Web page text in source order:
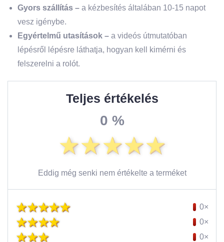
Gyors szállítás – a kézbesítés általában 10-15 napot
vesz igénybe.
Egyértelmű utasítások – a videós útmutatóban
lépésről lépésre láthatja, hogyan kell kimérni és
felszerelni a rolót.
Teljes értékelés
0 %
Eddig még senki nem értékelte a terméket
0×
0×
0×